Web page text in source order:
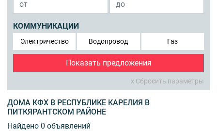
КОММУНИКАЦИИ
Электричество Водопровод Газ
Показать предложения
x Сбросить параметры
ДОМА КФХ В РЕСПУБЛИКЕ КАРЕЛИЯ В
ПИТКЯРАНТСКОМ РАЙОНЕ
Найдено 0 объявлений